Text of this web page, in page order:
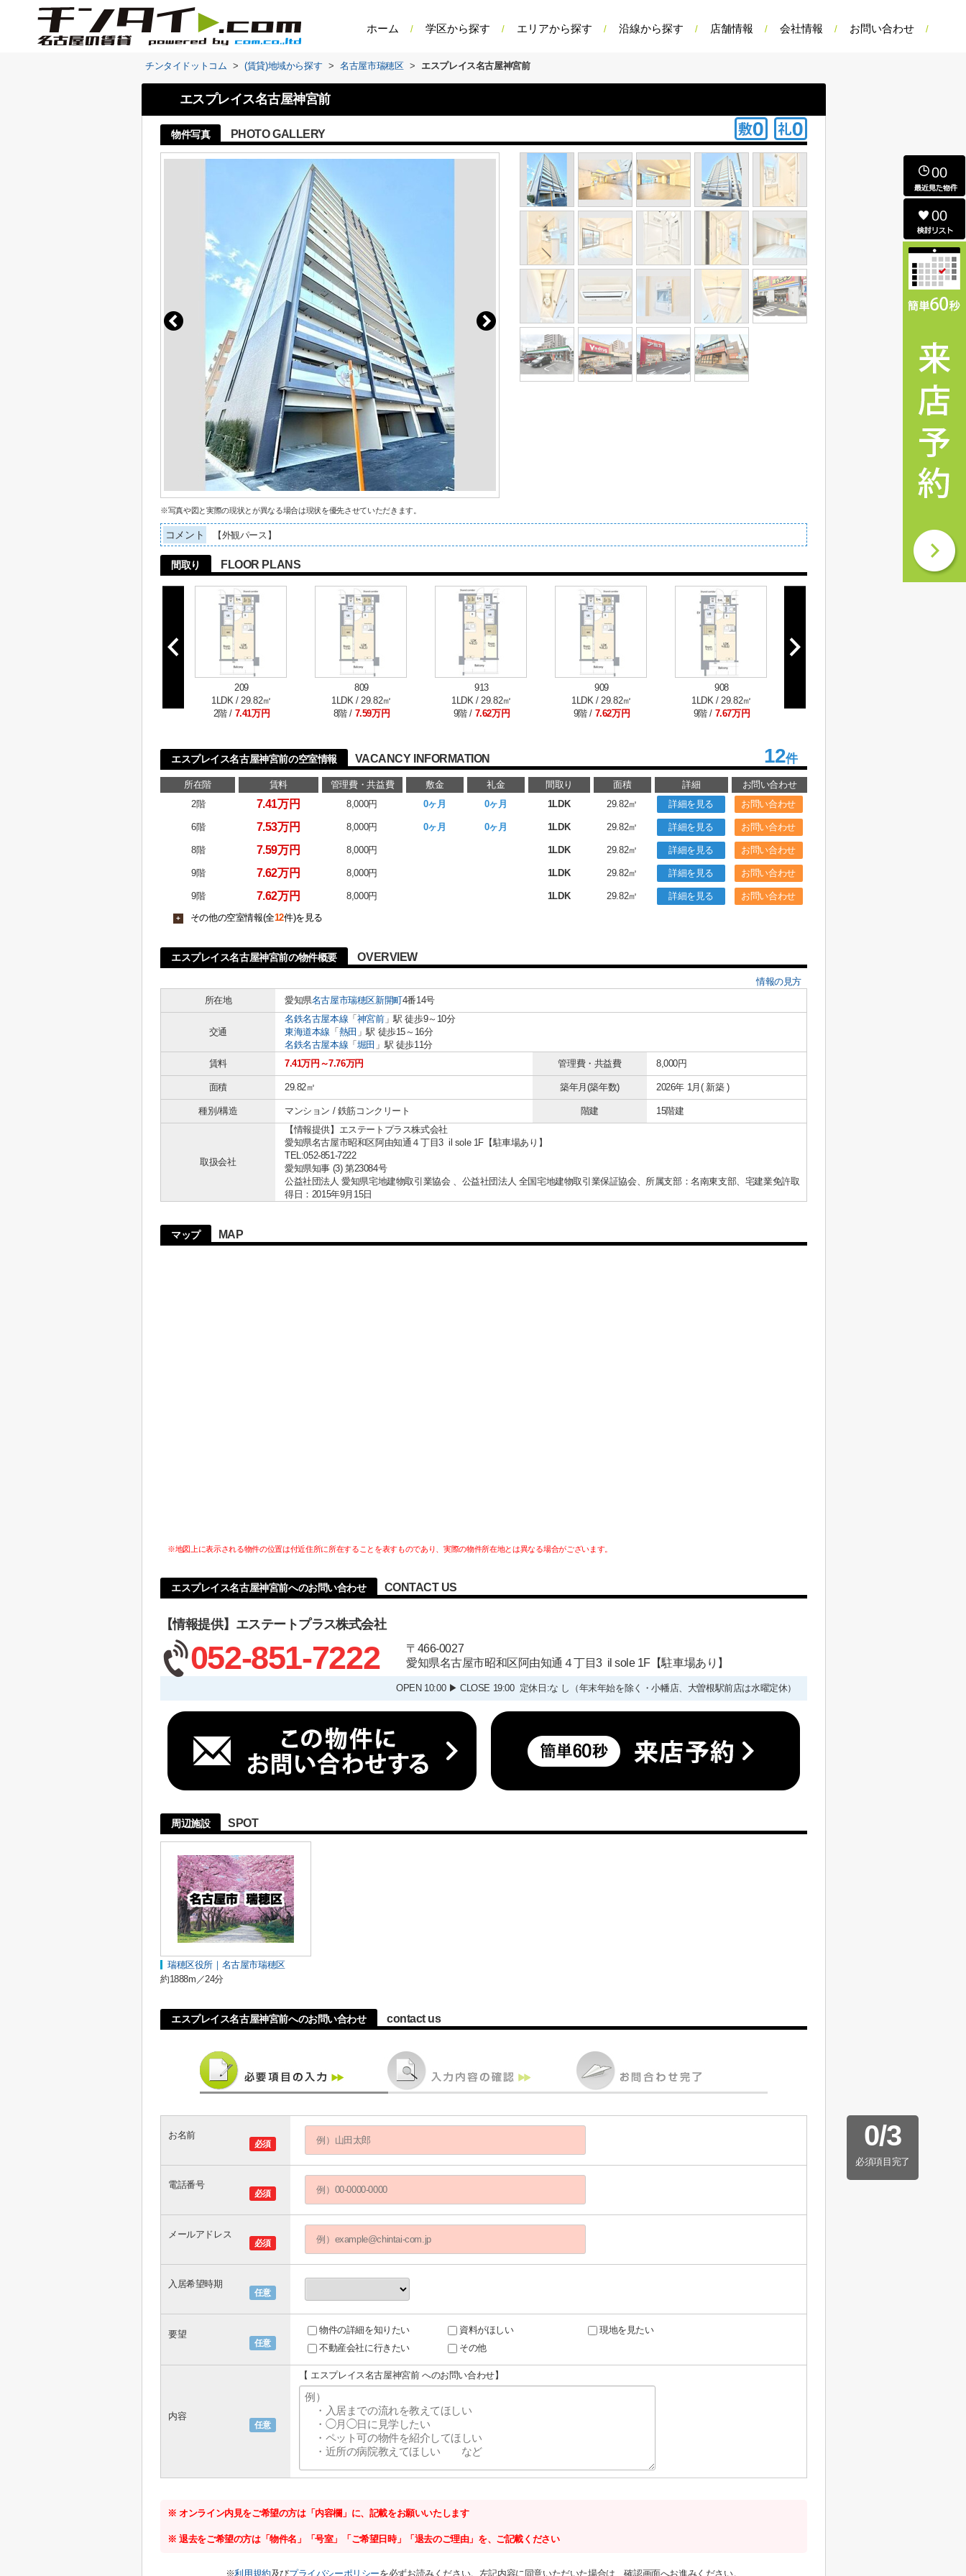
ホーム 学区から探す エリアから探す 沿線から探す 店舗情報 会社情報 お問い合わせ
チンタイドットコム > (賃貸)地域から探す > 名古屋市瑞穂区 > エスプレイス名古屋神宮前
エスプレイス名古屋神宮前
物件写真 PHOTO GALLERY
※写真や図と実際の現状とが異なる場合は現状を優先させていただきます。
コメント 【外観パース】
間取り FLOOR PLANS
209
1LDK / 29.82㎡
2階 / 7.41万円
809
1LDK / 29.82㎡
8階 / 7.59万円
913
1LDK / 29.82㎡
9階 / 7.62万円
909
1LDK / 29.82㎡
9階 / 7.62万円
908
1LDK / 29.82㎡
9階 / 7.67万円
エスプレイス名古屋神宮前の空室情報 VACANCY INFORMATION 12件
所在階 賃料 管理費・共益費 敷金 礼金 間取り 面積 詳細
お問い合わせ
2階
7.41万円 8,000円 0ヶ月 0ヶ月 1LDK 29.82㎡ 詳細を見る お問い合わせ
6階 7.53万円 8,000円 0ヶ月 0ヶ月 1LDK 29.82㎡ 詳細を見る お問い合わせ
8階 7.59万円 8,000円 1LDK 29.82㎡ 詳細を見る お問い合わせ
9階 7.62万円 8,000円 1LDK 29.82㎡ 詳細を見る お問い合わせ
9階 7.62万円 8,000円 1LDK 29.82㎡ 詳細を見る お問い合わせ
+ その他の空室情報(全12件)を見る
エスプレイス名古屋神宮前の物件概要 OVERVIEW
情報の見方
所在地
愛知県名古屋市瑞穂区新開町4番14号
交通
名鉄名古屋本線 「 神宮前」駅 徒歩9～10分
東海道本線 「 熱田 」駅 徒歩15～16分
名鉄名古屋本線 「 堀田 」駅 徒歩11分
賃料
7.41万円～7.76万円 管理費・共益費 8,000円
面積 29.82㎡ 築年月(築年数) 2026年 1月( 新築 )
種別/構造 マンション / 鉄筋コンクリート 階建 15階建
取扱会社
【情報提供】エステートプラス株式会社
愛知県名古屋市昭和区阿由知通４丁目3 il sole 1F【駐車場あり】
TEL:052-851-7222
愛知県知事 (3) 第23084号
公益社団法人 愛知県宅地建物取引業協会 、公益社団法人 全国宅地建物取引業保証協会、所属支部：名南東支部、宅建業免許取
得日：2015年9月15日
マップ MAP
※地図上に表示される物件の位置は付近住所に所在することを表すものであり、実際の物件所在地とは異なる場合がございます。
エスプレイス名古屋神宮前へのお問い合わせ CONTACT US
【情報提供】エステートプラス株式会社
052-851-7222
〒466-0027
愛知県名古屋市昭和区阿由知通４丁目3 il sole 1F【駐車場あり】
OPEN 10:00 ▶ CLOSE 19:00 定休日:な し（年末年始を除く・小幡店、大曽根駅前店は水曜定休）
周辺施設 SPOT
瑞穂区役所｜名古屋市瑞穂区
約1888m／24分
エスプレイス名古屋神宮前へのお問い合わせ contact us
0/3
必須項目完了
必須
お名前
必須
電話番号
必須
メールアドレス
任意
入居希望時期
任意
要望 物件の詳細を知りたい 資料がほしい
現地を見たい
不動産会社に行きたい
その他
任意
内容
【 エスプレイス名古屋神宮前 へのお問い合わせ】
※ オンライン内見をご希望の方は「内容欄」に、記載をお願いいたします
※ 退去をご希望の方は「物件名」「号室」「ご希望日時」「退去のご理由」を、ご記載ください
※利用規約及びプライバシーポリシーを必ずお読みください。左記内容に同意いただいた場合は、確認画面へお進みください。
00
00